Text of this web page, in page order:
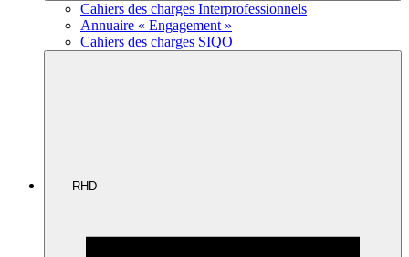
Cahiers des charges Interprofessionnels
Annuaire « Engagement »
Cahiers des charges SIQO
RHD